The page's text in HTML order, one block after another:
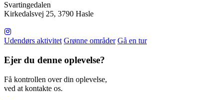
Svartingedalen
Kirkedalsvej 25, 3790 Hasle
Udendørs aktivitet Grønne områder Gå en tur
Ejer du denne oplevelse?
Få kontrollen over din oplevelse,
ved at kontakte os.